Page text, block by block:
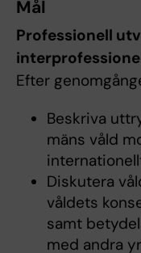
Mål
Professionell
Efter
Beskriva
mäns våld
Diskutera
våldets
samt
med andra